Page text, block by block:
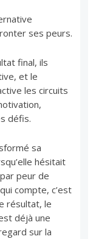
ses peurs.
final, ils
et le
les circuits
défis.
sa
hésitait
peur de
compte, c’est
résultat, le
déjà une
sur la